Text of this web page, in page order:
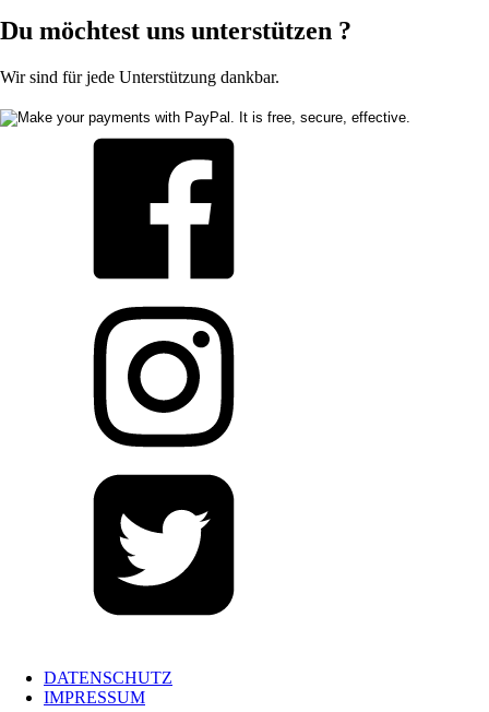
Du möchtest uns unterstützen ?
Wir sind für jede Unterstützung dankbar.
DATENSCHUTZ
IMPRESSUM